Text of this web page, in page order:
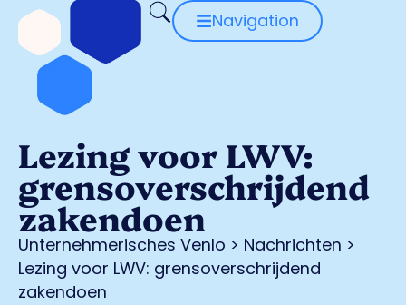
Navigation
Lezing voor LWV:
grensoverschrijdend
zakendoen
Unternehmerisches Venlo > Nachrichten >
Lezing voor LWV: grensoverschrijdend
zakendoen